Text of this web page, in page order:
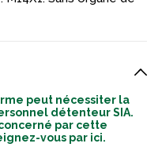
peut nécessiter la
détenteur SIA.
par cette
vous par ici.